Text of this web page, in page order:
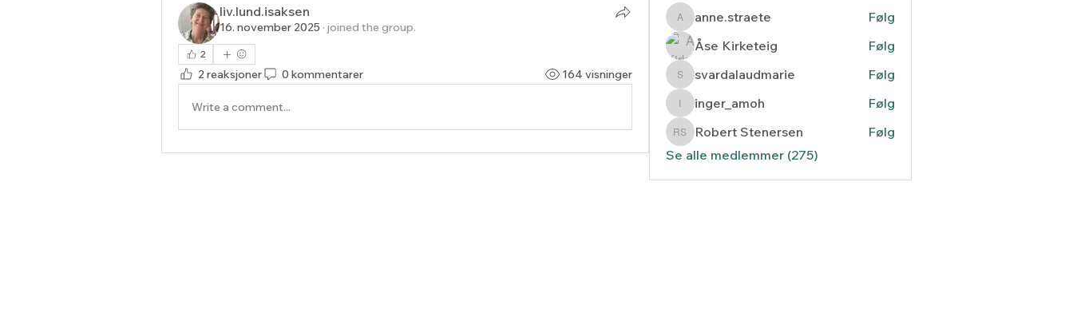
liv.lund.isaksen
16. november 2025 · joined the group.
2
2 reaksjoner 0 kommentarer 164 visninger
Write a comment...
anne.straete
anne.straete
Følg
Åse Kirketeig
Følg
svardalaudmarie
svardalaudmarie Følg
inger_amoh
inger_amoh Følg
Robert Stenersen
Robert Stenersen
Følg
Se alle medlemmer (275)